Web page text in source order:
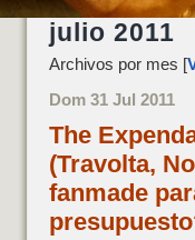
julio 2011
Archivos por mes [
Dom 31 Jul 2011
The
(Travolta,
fanmade